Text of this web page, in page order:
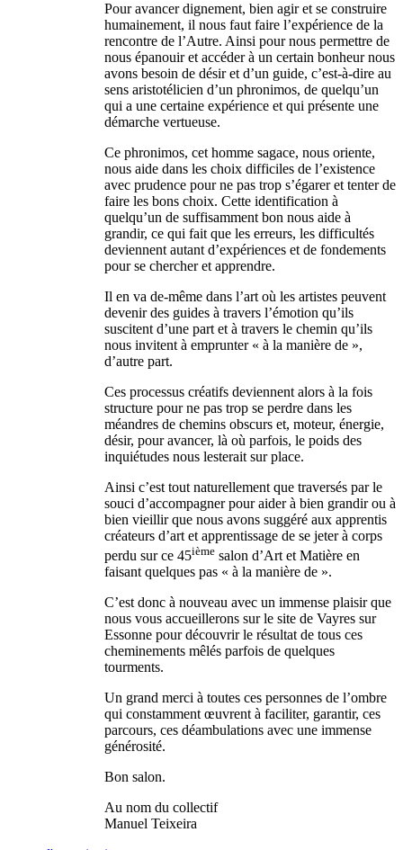
Pour avancer dignement, bien agir et se construire
humainement, il nous faut faire l’expérience de la
rencontre de l’Autre. Ainsi pour nous permettre de
nous épanouir et accéder à un certain bonheur nous
avons besoin de désir et d’un guide, c’est-à-dire au
sens aristotélicien d’un phronimos, de quelqu’un
qui a une certaine expérience et qui présente une
démarche vertueuse.
Ce phronimos, cet homme sagace, nous oriente,
nous aide dans les choix difficiles de l’existence
avec prudence pour ne pas trop s’égarer et tenter de
faire les bons choix. Cette identification à
quelqu’un de suffisamment bon nous aide à
grandir, ce qui fait que les erreurs, les difficultés
deviennent autant d’expériences et de fondements
pour se chercher et apprendre.
Il en va de-même dans l’art où les artistes peuvent
devenir des guides à travers l’émotion qu’ils
suscitent d’une part et à travers le chemin qu’ils
nous invitent à emprunter « à la manière de »,
d’autre part.
Ces processus créatifs deviennent alors à la fois
structure pour ne pas trop se perdre dans les
méandres de chemins obscurs et, moteur, énergie,
désir, pour avancer, là où parfois, le poids des
inquiétudes nous lesterait sur place.
Ainsi c’est tout naturellement que traversés par le
souci d’accompagner pour aider à bien grandir ou à
bien vieillir que nous avons suggéré aux apprentis
créateurs d’art et apprentissage de se jeter à corps
perdu sur ce 45ième salon d’Art et Matière en
faisant quelques pas « à la manière de ».
C’est donc à nouveau avec un immense plaisir que
nous vous accueillerons sur le site de Vayres sur
Essonne pour découvrir le résultat de tous ces
cheminements mêlés parfois de quelques
tourments.
Un grand merci à toutes ces personnes de l’ombre
qui constamment œuvrent à faciliter, garantir, ces
parcours, ces déambulations avec une immense
générosité.
Bon salon.
Au nom du collectif
Manuel Teixeira